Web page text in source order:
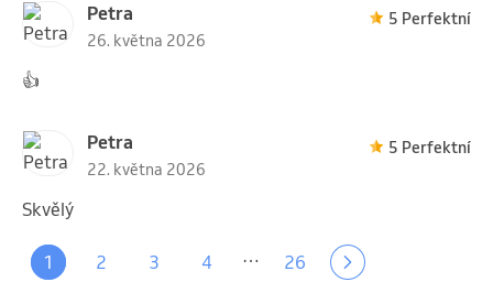
Petra
26. května 2026
5 Perfektní
👍
Petra
22. května 2026
5 Perfektní
Skvělý
1 2 3 4 … 26